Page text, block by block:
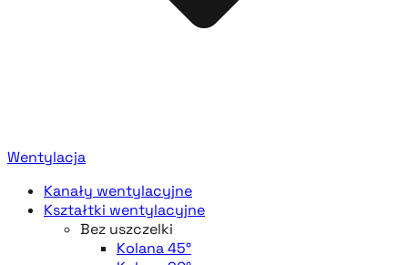
Wentylacja
Kanały wentylacyjne
Kształtki wentylacyjne
Bez uszczelki
Kolana 45°